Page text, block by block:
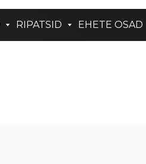
RIPATSID EHETE OSAD